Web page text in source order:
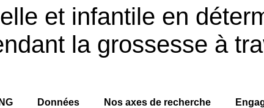
et infantile en
la grossesse à
Données Nos axes de recherche